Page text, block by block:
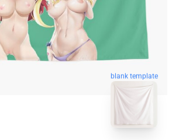
blank template